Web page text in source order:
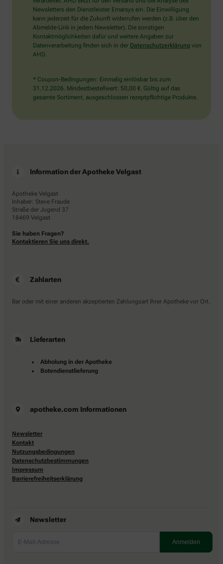
die
Flagge.
Newsletters den Dienstleister Emarsys ein. Die Einwilligung
kann jederzeit für die Zukunft widerrufen werden (z.B. über den
Abmelde-Link in jedem Newsletter). Die sonstigen
Kontaktmöglichkeiten dafür und weitere Angaben zur
Datenverarbeitung finden sich in der Datenschutzerklärung von
AHD.
* Coupon-Bedingungen: Einmalig einlösbar bis zum
31.12.2026. Mindestbestellwert: 50,00 €. Gültig auf das
gesamte Sortiment, ausgeschlossen rezeptpflichtige Produkte.
Information der Apotheke Velgast
Apotheke Velgast
Inhaber: Steve Fraude
Straße der Jugend 37
18469 Velgast
Sie haben Fragen?
Kontaktieren Sie uns direkt.
Zahlarten
Bar oder mit einer anderen akzeptierten Zahlungsart Ihrer Apotheke vor Ort.
Lieferarten
Abholung in der Apotheke
Botendienstlieferung
apotheke.com Informationen
Newsletter
Kontakt
Nutzungsbedingungen
Datenschutzbestimmungen
Impressum
Barrierefreiheitserklärung
Newsletter